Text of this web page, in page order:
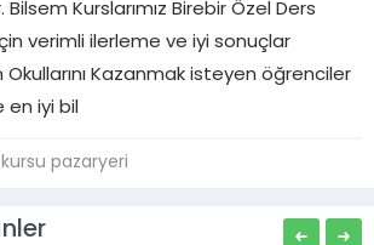
Kurslarımız Birebir Özel Ders
verimli ilerleme ve iyi sonuçlar
Okullarını Kazanmak isteyen öğrenciler
en iyi bil
pazaryeri